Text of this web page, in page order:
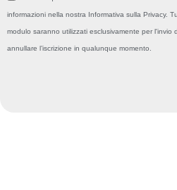
informazioni nella nostra Informativa sulla Privacy.
modulo saranno utilizzati esclusivamente per l'invio
annullare l’iscrizione in qualunque momento.